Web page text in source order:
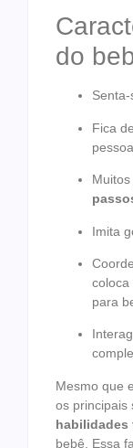
do
Fica
Imita
coloca
para
Mesmo que
os principais
habilidades
bebê. Essa